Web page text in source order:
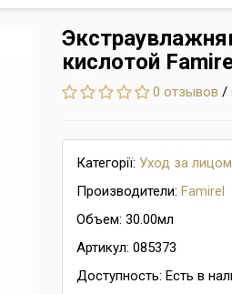
кислотой
0 отзывов /
Категорії: Уход за лицом
Производители: Famirel
Объем: 30.00мл
Артикул: 085373
Доступность: Есть в